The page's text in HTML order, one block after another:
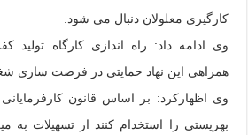
کارگیری معلولان دنبال می شود.
وی ادامه داد: راه اندازی کارگاه
همراهی این نهاد حمایتی در فرصت سازی
وی اظهارکرد: بر اساس قانون